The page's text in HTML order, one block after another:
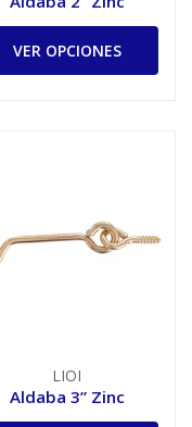
VER OPCIONES
LIOI
Aldaba 3” Zinc